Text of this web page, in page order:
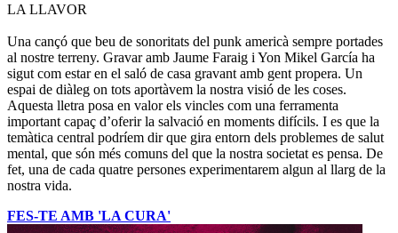
LA LLAVOR
Una cançó que beu de sonoritats del punk americà sempre portades
al nostre terreny. Gravar amb Jaume Faraig i Yon Mikel García ha
sigut com estar en el saló de casa gravant amb gent propera. Un
espai de diàleg on tots aportàvem la nostra visió de les coses.
Aquesta lletra posa en valor els vincles com una ferramenta
important capaç d’oferir la salvació en moments difícils. I es que la
temàtica central podríem dir que gira entorn dels problemes de salut
mental, que són més comuns del que la nostra societat es pensa. De
fet, una de cada quatre persones experimentarem algun al llarg de la
nostra vida.
FES-TE AMB 'LA CURA'